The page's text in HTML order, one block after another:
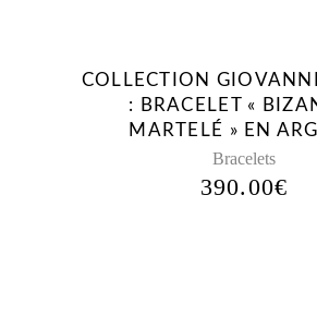
COLLECTION GIOVANNI
: BRACELET «
MARTELÉ » EN
Bracelets
390.00€